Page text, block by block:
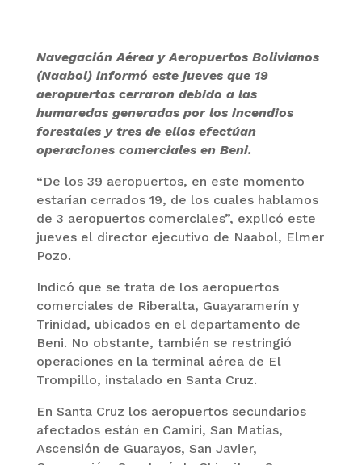
Navegación Aérea y Aeropuertos Bolivianos
(Naabol) informó este jueves que 19
aeropuertos cerraron debido a las
humaredas generadas por los incendios
forestales y tres de ellos efectúan
operaciones comerciales en Beni.
“De los 39 aeropuertos, en este momento
estarían cerrados 19, de los cuales hablamos
de 3 aeropuertos comerciales”, explicó este
jueves el director ejecutivo de Naabol, Elmer
Pozo.
Indicó que se trata de los aeropuertos
comerciales de Riberalta, Guayaramerín y
Trinidad, ubicados en el departamento de
Beni. No obstante, también se restringió
operaciones en la terminal aérea de El
Trompillo, instalado en Santa Cruz.
En Santa Cruz los aeropuertos secundarios
afectados están en Camiri, San Matías,
Ascensión de Guarayos, San Javier,